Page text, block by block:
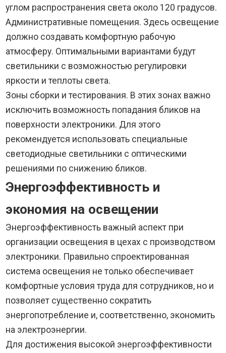
углом распространения света около 120 градусов.
Административные помещения. Здесь освещение
должно создавать комфортную рабочую
атмосферу. Оптимальными вариантами будут
светильники с возможностью регулировки
яркости и теплоты света.
Зоны сборки и тестирования. В этих зонах важно
исключить возможность попадания бликов на
поверхности электроники. Для этого
рекомендуется использовать специальные
светодиодные светильники с оптическими
решениями по снижению бликов.
Энергоэффективность и
экономия на освещении
Энергоэффективность важный аспект при
организации освещения в цехах с производством
электроники. Правильно спроектированная
система освещения не только обеспечивает
комфортные условия труда для сотрудников, но и
позволяет существенно сократить
энергопотребление и, соответственно, экономить
на электроэнергии.
Для достижения высокой энергоэффективности